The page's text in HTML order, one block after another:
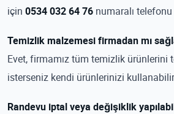
için 0534 032 64 76 numaralı
Temizlik malzemesi firmadan mı
Evet, firmamız tüm temizlik ürünlerini
isterseniz kendi ürünlerinizi
Randevu iptal veya değişiklik